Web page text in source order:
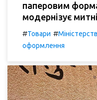
паперовим
модернізує
#Товари #
оформлення